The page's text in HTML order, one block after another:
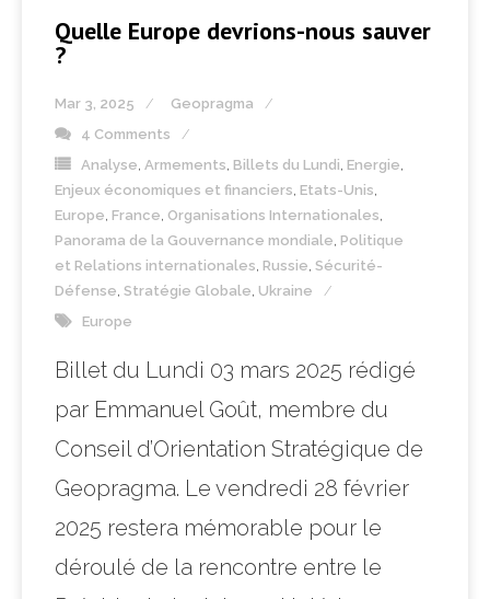
Quelle Europe devrions-nous sauver
?
Mar 3, 2025
Geopragma
4 Comments
Analyse, Armements, Billets du Lundi, Energie,
Enjeux économiques et financiers, Etats-Unis,
Europe, France, Organisations Internationales,
Panorama de la Gouvernance mondiale, Politique
et Relations internationales, Russie, Sécurité-
Défense, Stratégie Globale, Ukraine
Europe
Billet du Lundi 03 mars 2025 rédigé
par Emmanuel Goût, membre du
Conseil d’Orientation Stratégique de
Geopragma. Le vendredi 28 février
2025 restera mémorable pour le
déroulé de la rencontre entre le